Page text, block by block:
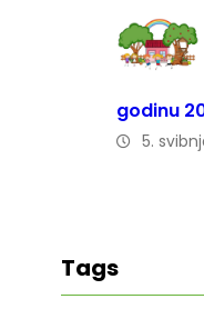
godinu
5.
Tags